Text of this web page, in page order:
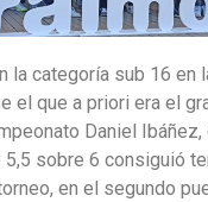
la categoría sub 16 en
el que a priori era el
Daniel Ibáñez,
5,5 sobre 6 consiguió
en el segundo